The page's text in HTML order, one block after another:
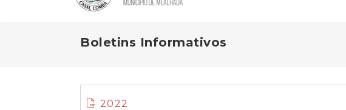
Boletins Informativos
2022